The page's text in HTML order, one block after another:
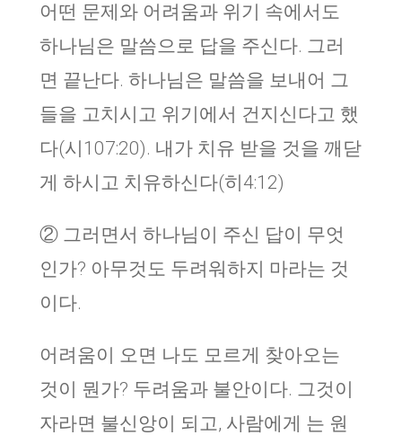
어떤 문제와 어려움과 위기 속에서도
하나님은 말씀으로 답을 주신다. 그러
면 끝난다. 하나님은 말씀을 보내어 그
들을 고치시고 위기에서 건지신다고 했
다(시107:20). 내가 치유 받을 것을 깨닫
게 하시고 치유하신다(히4:12)
② 그러면서 하나님이 주신 답이 무엇
인가? 아무것도 두려워하지 마라는 것
이다.
어려움이 오면 나도 모르게 찾아오는
것이 뭔가? 두려움과 불안이다. 그것이
자라면 불신앙이 되고, 사람에게 는 원